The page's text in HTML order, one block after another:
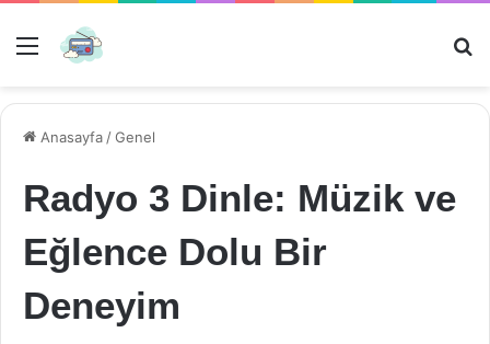
Menü
Anasayfa /Genel
Radyo 3 Dinle: Müzik ve
Eğlence Dolu Bir
Deneyim